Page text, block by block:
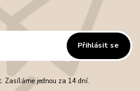
Přihlásit se
Zasíláme jednou za 14 dní.